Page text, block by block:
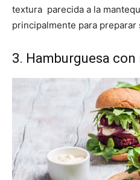
textura parecida a la
principalmente para preparar
3. Hamburguesa